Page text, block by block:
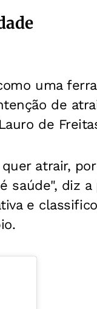
uma
de
de
atrair,
saúde", diz a
e